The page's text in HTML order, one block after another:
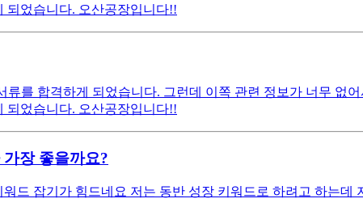
되었습니다. 오산공장입니다!!
를 합격하게 되었습니다. 그런데 이쪽 관련 정보가 너무 없
되었습니다. 오산공장입니다!!
장 좋을까요?
드 잡기가 힘드네요 저는 동반 성장 키워드로 하려고 하는데